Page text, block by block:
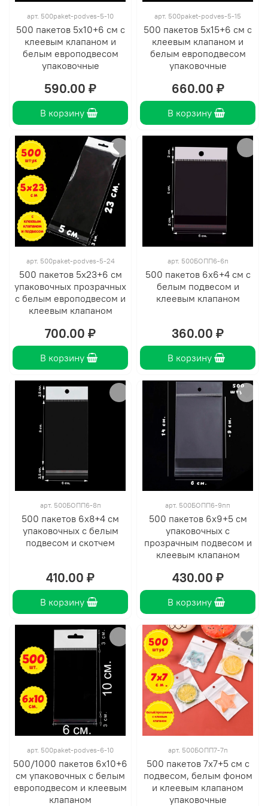
арт. 500paket-podves-5-10
500 пакетов 5х10+6 см с
клеевым клапаном и
белым европодвесом
упаковочные
590.00 ₽
В корзину
арт. 500paket-podves-5-15
500 пакетов 5х15+6 см с
клеевым клапаном и
белым европодвесом
упаковочные
660.00 ₽
В корзину
арт. 500paket-podves-5-24
500 пакетов 5х23+6 см
упаковочных прозрачных
с белым европодвесом и
клеевым клапаном
700.00 ₽
В корзину
арт. 500БОПП6-6п
500 пакетов 6х6+4 см с
белым подвесом и
клеевым клапаном
360.00 ₽
В корзину
арт. 500БОПП6-8п
500 пакетов 6х8+4 см
упаковочных с белым
подвесом и скотчем
410.00 ₽
В корзину
арт. 500БОПП6-9пп
500 пакетов 6х9+5 см
упаковочных с
прозрачным подвесом и
клеевым клапаном
430.00 ₽
В корзину
арт. 500paket-podves-6-10
500/1000 пакетов 6х10+6
см упаковочных с белым
европодвесом и клеевым
клапаном
арт. 500БОПП7-7п
500 пакетов 7х7+5 см с
подвесом, белым фоном
и клеевым клапаном
упаковочные